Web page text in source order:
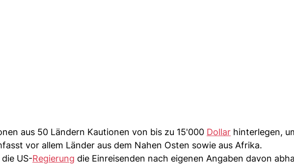
aus 50 Ländern Kautionen von bis zu 15'000 Dollar hinterlegen,
vor allem Länder aus dem Nahen Osten sowie aus Afrika.
US-Regierung die Einreisenden nach eigenen Angaben davon